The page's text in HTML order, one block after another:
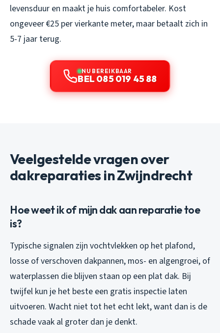
levensduur en maakt je huis comfortabeler. Kost
ongeveer €25 per vierkante meter, maar betaalt zich in
5-7 jaar terug.
NU BEREIKBAAR
BEL 085 019 45 88
Veelgestelde vragen over
dakreparaties in Zwijndrecht
Hoe weet ik of mijn dak aan reparatie toe
is?
Typische signalen zijn vochtvlekken op het plafond,
losse of verschoven dakpannen, mos- en algengroei, of
waterplassen die blijven staan op een plat dak. Bij
twijfel kun je het beste een gratis inspectie laten
uitvoeren. Wacht niet tot het echt lekt, want dan is de
schade vaak al groter dan je denkt.